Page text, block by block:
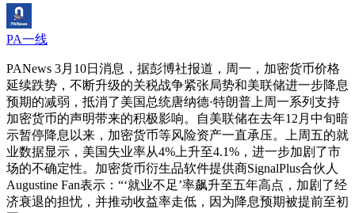
PA一线
PANews 3月10日消息，据彭博社报道，周一，加密货币价格
延续跌势，不断升级的关税战争紧张局势和美联储进一步降息
预期的减弱，抵消了美国总统唐纳德·特朗普上周一系列支持
加密货币的声明带来的积极影响。自美联储在去年12月中旬暗
示暂停降息以来，加密货币等风险资产一直承压。上周五的就
业数据显示，美国失业率从4%上升至4.1%，进一步加剧了市
场的不确定性。加密货币衍生品软件提供商SignalPlus合伙人
Augustine Fan表示：“‘就业不足’率飙升至五年高点，加剧了经
济衰退的担忧，并推动收益率走低，因为降息预期被提前至初